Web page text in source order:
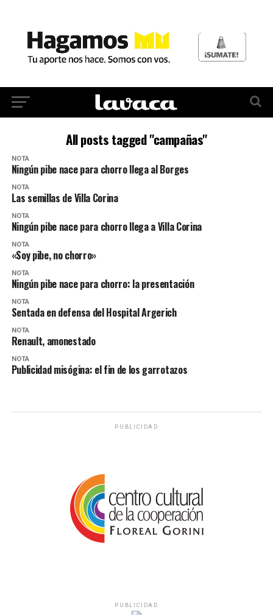
All posts tagged "campañas"
NOTA
Ningún pibe nace para chorro llega al Borges
NOTA
Las semillas de Villa Corina
NOTA
Ningún pibe nace para chorro llega a Villa Corina
NOTA
«Soy pibe, no chorro»
NOTA
Ningún pibe nace para chorro: la presentación
NOTA
Sentada en defensa del Hospital Argerich
NOTA
Renault, amonestado
NOTA
Publicidad misógina: el fin de los garrotazos
PUBLICIDAD
PUBLICIDAD